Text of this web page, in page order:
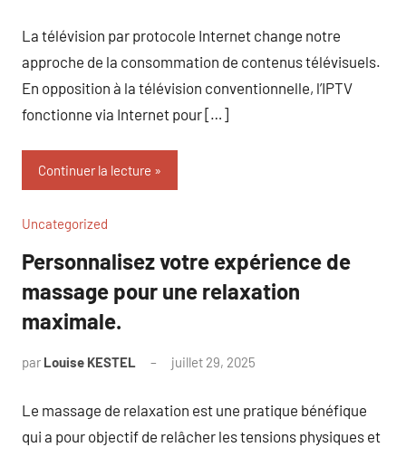
La télévision par protocole Internet change notre
approche de la consommation de contenus télévisuels.
En opposition à la télévision conventionnelle, l’IPTV
fonctionne via Internet pour […]
Continuer la lecture
Uncategorized
Personnalisez votre expérience de
massage pour une relaxation
maximale.
par Louise KESTEL juillet 29, 2025
Le massage de relaxation est une pratique bénéfique
qui a pour objectif de relâcher les tensions physiques et